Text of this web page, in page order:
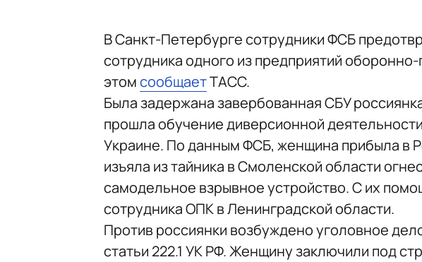
В Санкт-Петербурге сотрудники ФСБ
сотрудника одного из предприятий
этомсообщаетТАСС.
Была задержана завербованная СБУ
прошла обучение диверсионной
Украине. По данным ФСБ, женщина прибыла в
изъяла из тайника в Смоленской области
самодельное взрывное устройство. С их
сотрудника ОПК в Ленинградской области.
Против россиянки возбуждено уголовное
статьи 222.1 УК РФ. Женщину заключили под